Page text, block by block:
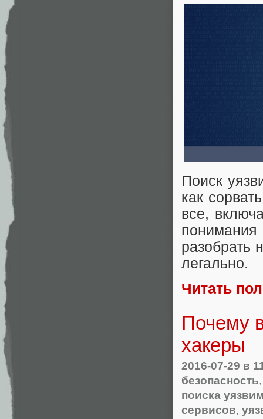
Поиск
как
все,
разобрать
легально.
Читать
Почему
хакеры
2016-07-29 в
безопасность
поиска
сервисов,